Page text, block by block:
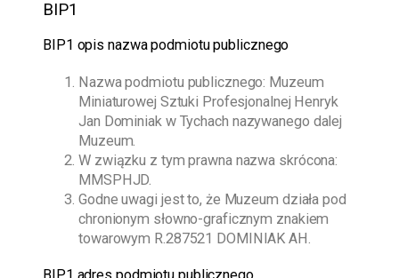
BIP1
BIP1 opis nazwa podmiotu publicznego
Nazwa podmiotu publicznego: Muzeum
Miniaturowej Sztuki Profesjonalnej Henryk
Jan Dominiak w Tychach nazywanego dalej
Muzeum.
W związku z tym prawna nazwa skrócona:
MMSPHJD.
Godne uwagi jest to, że Muzeum działa pod
chronionym słowno-graficznym znakiem
towarowym R.287521 DOMINIAK AH.